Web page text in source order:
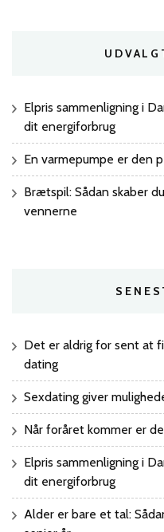
Elpris sammenligning i
dit energiforbrug
En varmepumpe er den
Brætspil: Sådan skaber
vennerne
Det er aldrig for sent at
dating
Sexdating giver
Når foråret kommer er
Elpris sammenligning i
dit energiforbrug
Alder er bare et tal: